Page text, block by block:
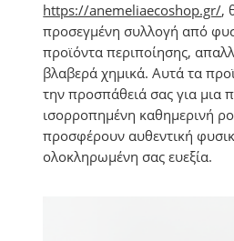
https://anemeliaecoshop.gr/,
προσεγμένη συλλογή από
προϊόντα περιποίησης,
βλαβερά χημικά. Αυτά τα
την προσπάθειά σας για μια
ισορροπημένη καθημερινή
προσφέρουν αυθεντική
ολοκληρωμένη σας ευεξία.